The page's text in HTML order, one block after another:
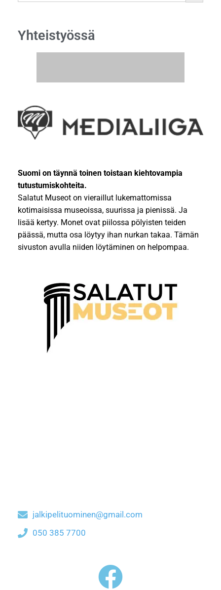
Yhteistyössä
Suomi on täynnä toinen toistaan kiehtovampia
tutustumiskohteita.
Salatut Museot on vieraillut lukemattomissa
kotimaisissa museoissa, suurissa ja pienissä. Ja
lisää kertyy. Monet ovat piilossa pölyisten teiden
päässä, mutta osa löytyy ihan nurkan takaa. Tämän
sivuston avulla niiden löytäminen on helpompaa.
jalkipelituominen@gmail.com
050 385 7700